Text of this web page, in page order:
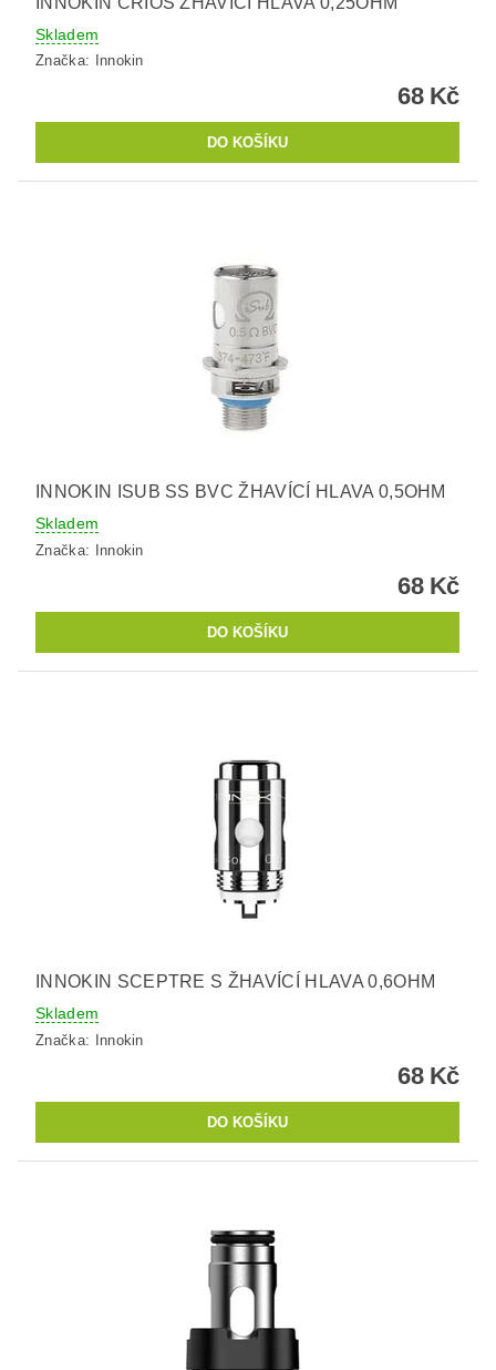
Skladem
Značka: Innokin
68 Kč
INNOKIN ISUB SS BVC ŽHAVÍCÍ HLAVA 0,5OHM
Skladem
Značka: Innokin
68 Kč
INNOKIN SCEPTRE S ŽHAVÍCÍ HLAVA 0,6OHM
Skladem
Značka: Innokin
68 Kč